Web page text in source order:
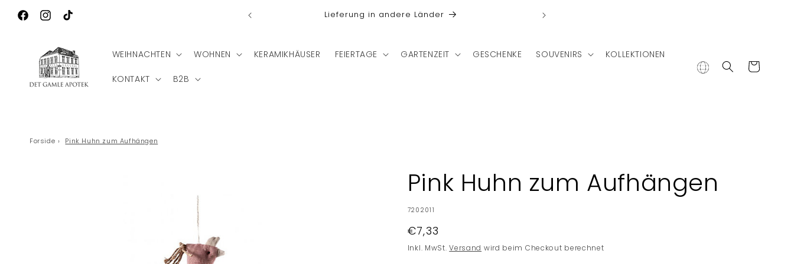
Direkt zum
InhaltFacebookInstagram
TikTok
Lieferung nach Deutschland bei einem Bestellwert
Lieferung in andere Länder
WEIHNACHTEN WOHNEN KERAMIKHÄUSER FEIERTAGE GARTENZEIT GESCHENKE SOUVENIRS KOLLEKTIONEN
KONTAKT B2B
Warenkorb
Forside › Pink Huhn zum Aufhängen
Pink Huhn zum Aufhängen
SKU:
7202011
Normaler
Preis
€7,33
Inkl. MwSt.Versand wird beim Checkout berechnet